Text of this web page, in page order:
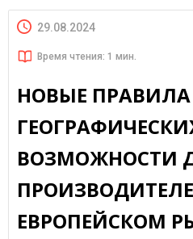
29.08.2024
Время чтения: 1 мин.
НОВЫЕ
ВОЗМОЖНОСТИ
ЕВРОПЕЙСКОМ